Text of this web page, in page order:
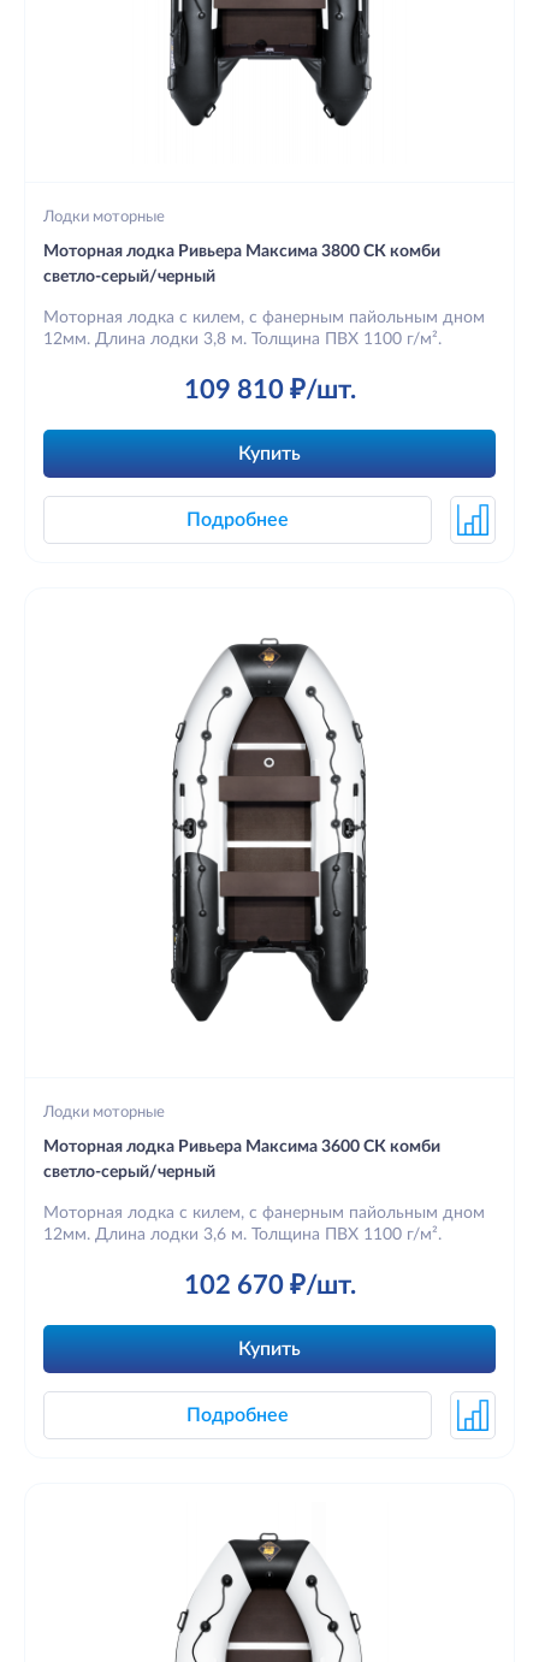
Лодки моторные
Моторная лодка Ривьера Максима 3800 СК комби
светло-серый/черный
Моторная лодка с килем, с фанерным пайольным дном
12мм. Длина лодки 3,8 м. Толщина ПВХ 1100 г/м².
109 810 ₽/шт.
Купить
Подробнее
Лодки моторные
Моторная лодка Ривьера Максима 3600 СК комби
светло-серый/черный
Моторная лодка с килем, с фанерным пайольным дном
12мм. Длина лодки 3,6 м. Толщина ПВХ 1100 г/м².
102 670 ₽/шт.
Купить
Подробнее